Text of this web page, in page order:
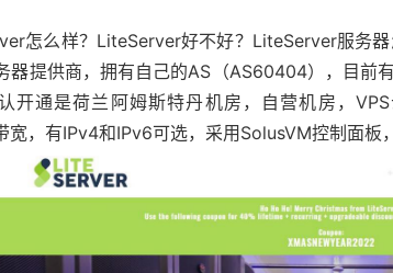
怎么样？LiteServer好不好？LiteServer服务
器提供商，拥有自己的AS（AS60404），目前
开通是荷兰阿姆斯特丹机房，自营机房，
宽，有IPv4和IPv6可选，采用SolusVM控制面板